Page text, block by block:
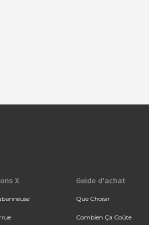
X Guide d'achat
Que Choisir
Combien Ça Coûte